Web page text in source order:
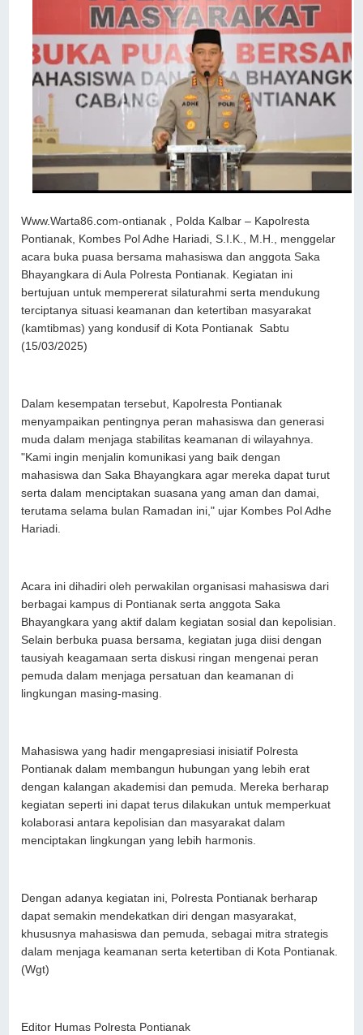
Www.Warta86.com-ontianak , Polda Kalbar – Kapolresta
Pontianak, Kombes Pol Adhe Hariadi, S.I.K., M.H., menggelar
acara buka puasa bersama mahasiswa dan anggota Saka
Bhayangkara di Aula Polresta Pontianak. Kegiatan ini
bertujuan untuk mempererat silaturahmi serta mendukung
terciptanya situasi keamanan dan ketertiban masyarakat
(kamtibmas) yang kondusif di Kota Pontianak Sabtu
(15/03/2025)
Dalam kesempatan tersebut, Kapolresta Pontianak
menyampaikan pentingnya peran mahasiswa dan generasi
muda dalam menjaga stabilitas keamanan di wilayahnya.
"Kami ingin menjalin komunikasi yang baik dengan
mahasiswa dan Saka Bhayangkara agar mereka dapat turut
serta dalam menciptakan suasana yang aman dan damai,
terutama selama bulan Ramadan ini," ujar Kombes Pol Adhe
Hariadi.
Acara ini dihadiri oleh perwakilan organisasi mahasiswa dari
berbagai kampus di Pontianak serta anggota Saka
Bhayangkara yang aktif dalam kegiatan sosial dan kepolisian.
Selain berbuka puasa bersama, kegiatan juga diisi dengan
tausiyah keagamaan serta diskusi ringan mengenai peran
pemuda dalam menjaga persatuan dan keamanan di
lingkungan masing-masing.
Mahasiswa yang hadir mengapresiasi inisiatif Polresta
Pontianak dalam membangun hubungan yang lebih erat
dengan kalangan akademisi dan pemuda. Mereka berharap
kegiatan seperti ini dapat terus dilakukan untuk memperkuat
kolaborasi antara kepolisian dan masyarakat dalam
menciptakan lingkungan yang lebih harmonis.
Dengan adanya kegiatan ini, Polresta Pontianak berharap
dapat semakin mendekatkan diri dengan masyarakat,
khususnya mahasiswa dan pemuda, sebagai mitra strategis
dalam menjaga keamanan serta ketertiban di Kota Pontianak.
(Wgt)
Editor Humas Polresta Pontianak